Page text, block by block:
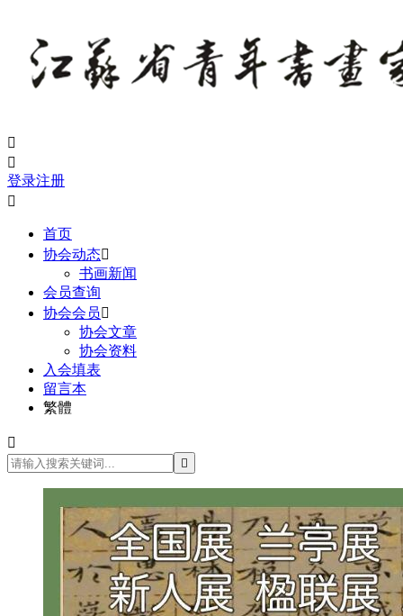


登录注册

首页
协会动态
书画新闻
会员查询
协会会员
协会文章
协会资料
入会填表
留言本
繁體

